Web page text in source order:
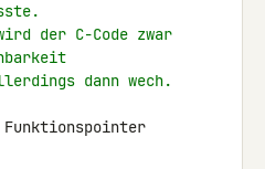
der C-Code zwar
dann wech.